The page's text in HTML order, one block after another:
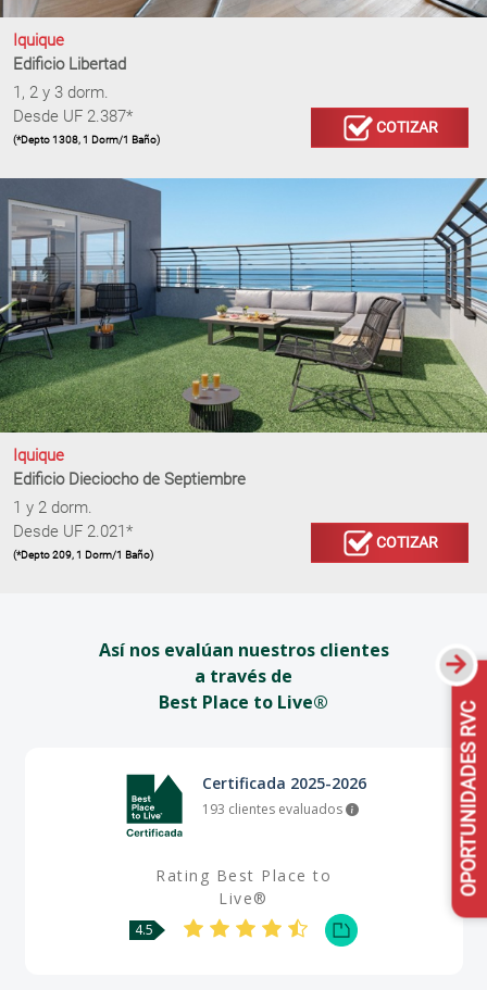
Iquique
Edificio Libertad
1, 2 y 3 dorm.
Desde UF 2.387*
(*Depto 1308, 1 Dorm/1 Baño)
COTIZAR
Iquique
Edificio Dieciocho de Septiembre
1 y 2 dorm.
Desde UF 2.021*
(*Depto 209, 1 Dorm/1 Baño)
COTIZAR
OPORTUNIDADES RVC